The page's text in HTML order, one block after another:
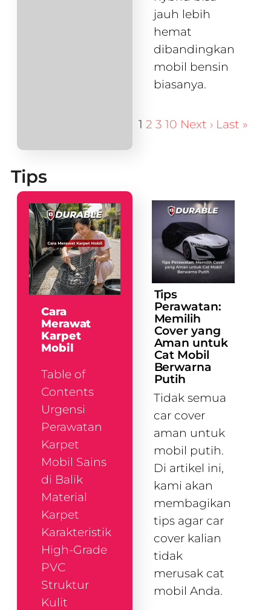
jauh lebih
hemat
dibandingkan
mobil bensin
biasanya.
1 2 3 10 Next › Last »
Tips
Cara
Merawat
Karpet
Mobil
Table of
Contents
Urgensi
Perawatan
Karpet
Mobil Sains
di Balik
Material
Karpet
Karakteristik
High-Grade
PVC
Struktur
Kulit
Tips
Perawatan:
Memilih
Cover yang
Aman untuk
Cat Mobil
Berwarna
Putih
Tidak semua
car cover
aman untuk
mobil putih.
Di artikel ini,
kami akan
membagikan
tips agar car
cover kalian
tidak
merusak cat
mobil Anda.